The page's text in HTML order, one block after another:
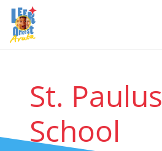
St. Paulus
School